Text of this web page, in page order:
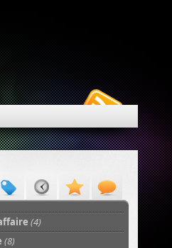
(4)
(8)